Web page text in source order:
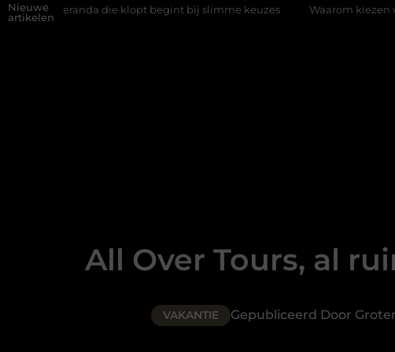
Nieuwe
artikelen
klopt begint bij slimme keuzes Waarom kiezen voor een rijschool in
All Over Tours, al
VAKANTIE Gepubliceerd Door